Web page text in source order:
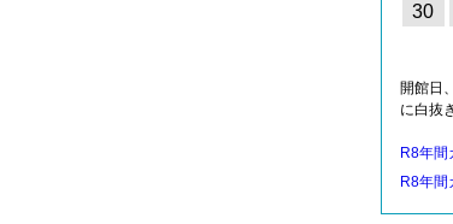
30
開館日
に白抜
R8年間
R8年間